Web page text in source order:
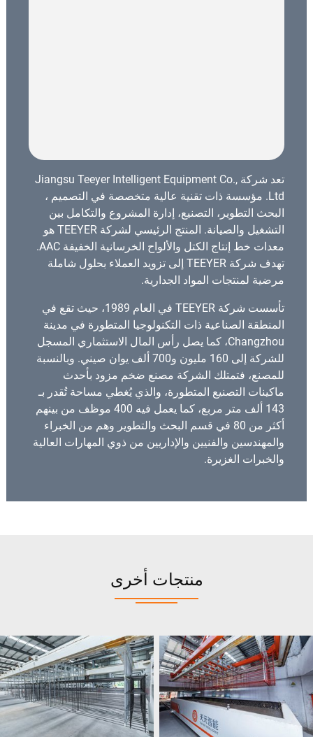
تعد شركة Jiangsu Teeyer Intelligent Equipment Co.,
Ltd. مؤسسة ذات تقنية عالية متخصصة في التصميم ،
البحث التطوير، التصنيع، إدارة المشروع والتكامل بين
التشغيل والصيانة. المنتج الرئيسي لشركة TEEYER هو
معدات خط إنتاج الكتل والألواح الخرسانية الخفيفة AAC.
تهدف شركة TEEYER إلى تزويد العملاء بحلول شاملة
مرضية لمنتجات المواد الجدارية.
تأسست شركة TEEYER في العام 1989، حيث تقع في
المنطقة الصناعية ذات التكنولوجيا المتطورة في مدينة
Changzhou، كما يصل رأس المال الاستثماري المسجل
للشركة إلى 160 مليون و700 ألف يوان صيني. وبالنسبة
للمصنع، فتمتلك الشركة مصنع ضخم مزود بأحدث
ماكينات التصنيع المتطورة، والذي يُغطي مساحة تُقدر بـ
143 ألف متر مربع، كما يعمل فيه 400 موظف من بينهم
أكثر من 80 في قسم البحث والتطوير وهم من الخبراء
والمهندسين والفنيين والإداريين من ذوي المهارات العالية
والخبرات الغزيرة.
منتجات أخرى